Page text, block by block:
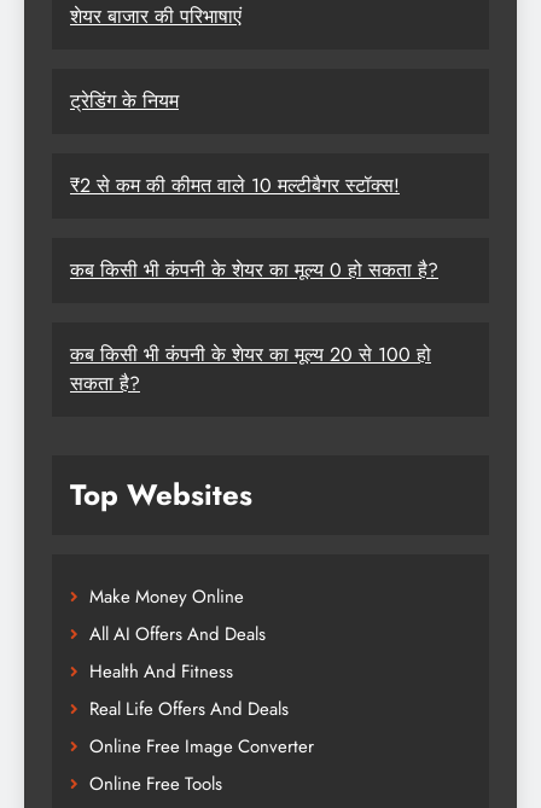
शेयर बाजार की परिभाषाएं
ट्रेडिंग के नियम
₹2 से कम की कीमत वाले 10 मल्टीबैगर स्टॉक्स!
कब किसी भी कंपनी के शेयर का मूल्य 0 हो सकता है?
कब किसी भी कंपनी के शेयर का मूल्य 20 से 100 हो
सकता है?
Top Websites
Make Money Online
All AI Offers And Deals
Health And Fitness
Real Life Offers And Deals
Online Free Image Converter
Online Free Tools